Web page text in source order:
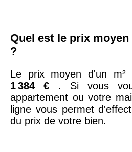
Quel est le prix moyen
?
Le prix moyen d'un
1 384 € . Si vous
appartement ou votre
ligne vous permet
du prix de votre bien.